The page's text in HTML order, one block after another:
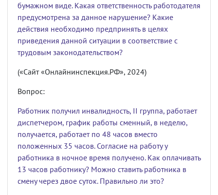
бумажном виде. Какая ответственность работодателя
предусмотрена за данное нарушение? Какие
действия необходимо предпринять в целях
приведения данной ситуации в соответствие с
трудовым законодательством?
(«Сайт «Онлайнинспекция.РФ», 2024)
Вопрос:
Работник получил инвалидность, II группа, работает
диспетчером, график работы сменный, в неделю,
получается, работает по 48 часов вместо
положенных 35 часов. Согласие на работу у
работника в ночное время получено. Как оплачивать
13 часов работнику? Можно ставить работника в
смену через двое суток. Правильно ли это?